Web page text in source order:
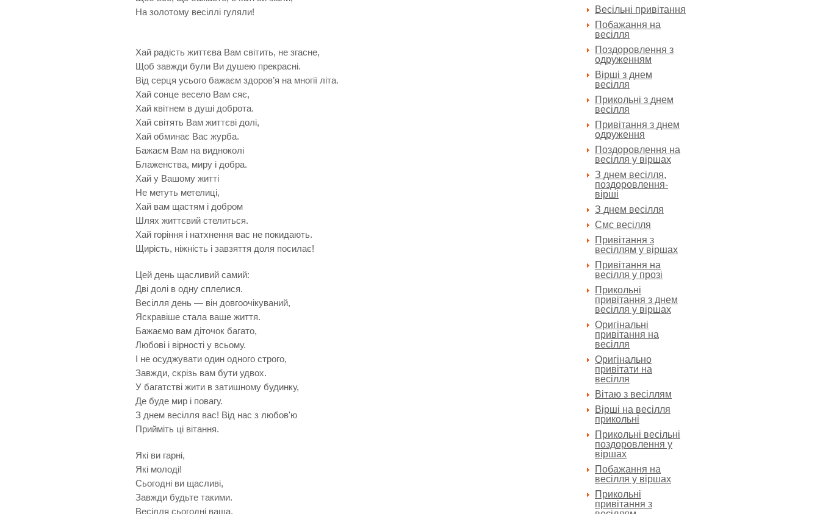
На золотому весіллі гуляли!
Хай радість життєва Вам світить, не згасне,
Щоб завжди були Ви душею прекрасні.
Від серця усього бажаєм здоров’я на многії літа.
Хай сонце весело Вам сяє,
Хай квітнем в душі доброта.
Хай світять Вам життєві долі,
Хай обминає Вас журба.
Бажаєм Вам на видноколі
Блаженства, миру і добра.
Хай у Вашому житті
Не метуть метелиці,
Хай вам щастям і добром
Шлях життєвий стелиться.
Хай горіння і натхнення вас не покидають.
Щирість, ніжність і завзяття доля посилає!
Цей день щасливий самий:
Дві долі в одну сплелися.
Весілля день — він довгоочікуваний,
Яскравіше стала ваше життя.
Бажаємо вам діточок багато,
Любові і вірності у всьому.
І не осуджувати один одного строго,
Завжди, скрізь вам бути удвох.
У багатстві жити в затишному будинку,
Де буде мир і повагу.
З днем весілля вас! Від нас з любов'ю
Прийміть ці вітання.
Які ви гарні,
Які молоді!
Сьогодні ви щасливі,
Завжди будьте такими.
Весілля сьогодні ваша,
Весільні привітання
Побажання на
весілля
Поздоровлення з
одруженням
Вірші з днем
весілля
Прикольні з днем
весілля
Привітання з днем
одруження
Поздоровлення на
весілля у віршах
З днем весілля,
поздоровлення-
вірші
З днем весілля
Смс весілля
Привітання з
весіллям у віршах
Привітання на
весілля у прозі
Прикольні
привітання з днем
весілля у віршах
Оригінальні
привітання на
весілля
Оригінально
привітати на
весілля
Вітаю з весіллям
Вірші на весілля
прикольні
Прикольні весільні
поздоровлення у
віршах
Побажання на
весілля у віршах
Прикольні
привітання з